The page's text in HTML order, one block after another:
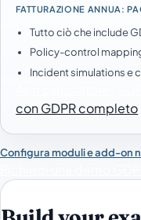
FATTURAZIONE ANNUA:
Tutto ciò che include
Policy-control
Incident simulations e
con GDPR completo
Configura moduli e add-on